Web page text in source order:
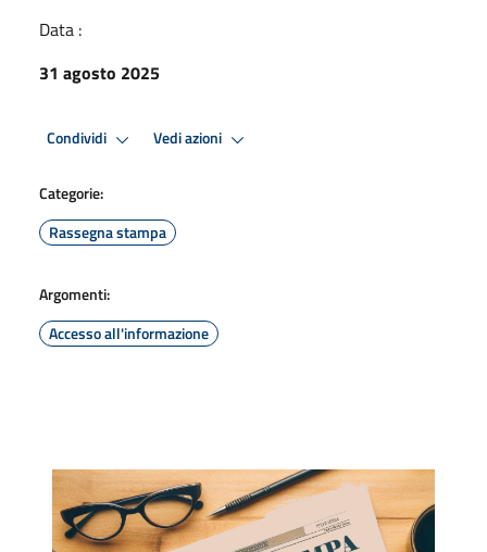
Data :
31 agosto 2025
Condividi Vedi azioni
Categorie:
Rassegna stampa
Argomenti:
Accesso all'informazione